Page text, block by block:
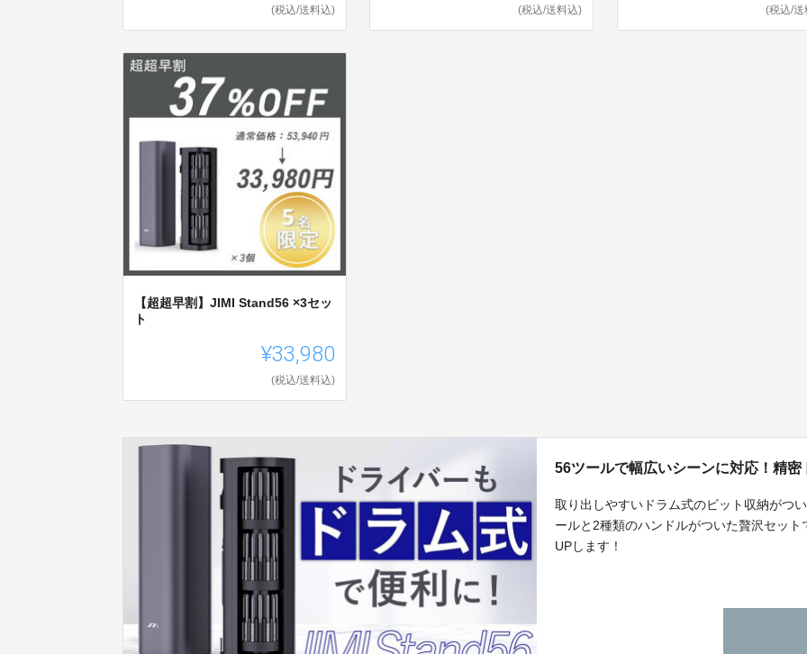
(税込/送料込) (税込/送料込) (税込/送
【超超早割】JIMI Stand56 ×3セッ
ト
¥33,980
(税込/送料込)
56ツールで幅広いシーンに対応！精
取り出しやすいドラム式のビット収納がつ
ールと2種類のハンドルがついた贅沢セッ
UPします！